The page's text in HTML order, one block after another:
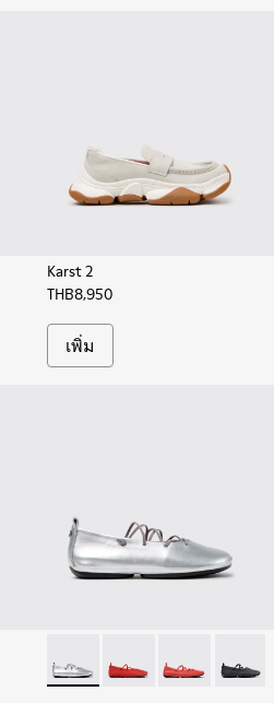
Karst 2
THB8,950
เพิ่ม
Right Nina - K201835-009
Right Nina -Right Nina -
Right